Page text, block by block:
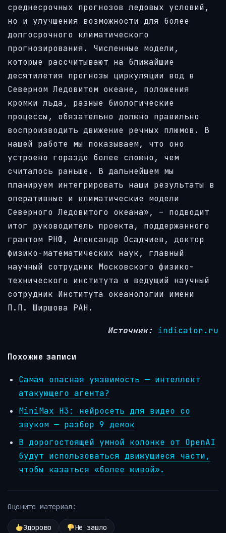
среднесрочных прогнозов ледовых условий,
но и улучшения возможности для более
долгосрочного климатического
прогнозирования. Численные модели,
которые рассчитывают на ближайшие
десятилетия прогнозы циркуляции вод в
Северном Ледовитом океане, положения
кромки льда, разные биологические
процессы, обязательно должно правильно
воспроизводить движение речных плюмов. В
нашей работе мы показываем, что оно
устроено гораздо более сложно, чем
считалось раньше. В дальнейшем мы
планируем интегрировать наши результаты в
оперативные и климатические модели
Северного Ледовитого океана», – подводит
итог руководитель проекта, поддержанного
грантом РНФ, Александр Осадчиев, доктор
физико-математических наук, главный
научный сотрудник Московского физико-
технического института и ведущий научный
сотрудник Института океанологии имени
П.П. Ширшова РАН.
Источник: indicator.ru
Похожие записи
Самая опасная уязвимость — интеллект
атакующего агента?
MiniMax H3: нейросеть для видео со
звуком — разбор 9 демок
В дорогостоящей умной колонке от OpenAI
будут использоваться движущиеся части,
чтобы казаться «более живой».
Оцените материал:
Здорово Не зашло